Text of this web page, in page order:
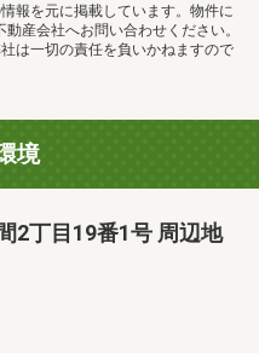
情報を元に掲載しています。物件に
産会社へお問い合わせください。
は一切の責任を負いかねますので
境
2丁目19番1号 周辺地